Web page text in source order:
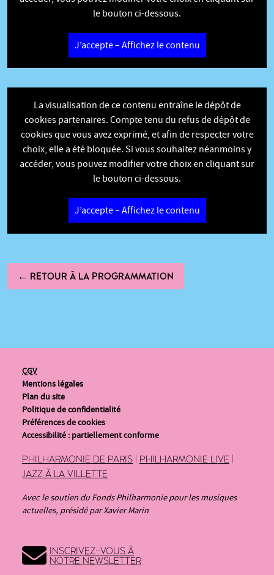
le bouton ci-dessous.
J’accepte – Affichez le contenu
La visualisation de ce contenu entraîne le dépôt de
cookies partenaires. Compte tenu du refus de dépôt de
cookies que vous avez exprimé, et afin de respecter votre
choix, elle a été bloquée. Si vous souhaitez néanmoins y
accéder, vous pouvez modifier votre choix en cliquant sur
le bouton ci-dessous.
J’accepte – Affichez le contenu
← RETOUR À LA PROGRAMMATION
CGV
Mentions légales
Plan du site
Politique de confidentialité
Préférences de cookies
Accessibilité : partiellement conforme
PHILHARMONIE DE PARIS PHILHARMONIE LIVE
JAZZ À LA VILLETTE
Avec le soutien du Fonds Philharmonie pour les musiques
actuelles, présidé par Xavier Marin
INSCRIVEZ-VOUS À
NOTRE NEWSLETTER